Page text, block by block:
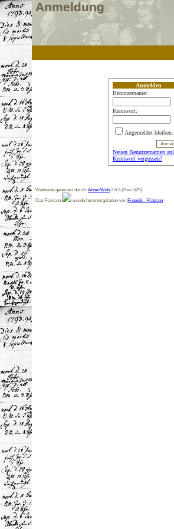
Anmeldung
Anmelden
Benutzername:
Kennwort:
Angemeldet bleiben.
Neuen Benutzernamen
Kennwort vergessen?
Webseite generiert durch: AhnenWeb 2.6.5 (Rev. 529)
Das Favicon
wurde heruntergeladen von Freepik - Flaticon